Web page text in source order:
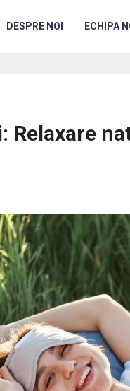
DESPRE NOI ECHIPA
Relaxare